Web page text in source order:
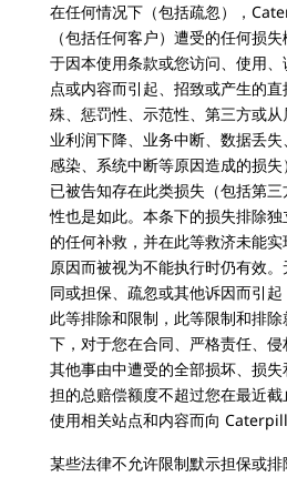
在任何情况下（包括疏忽），
（包括任何客户）遭受的任何损
于因本使用条款或您访问、使用
点或内容而引起、招致或产生的
殊、惩罚性、示范性、第三方或
业利润下降、业务中断、数据丢
感染、系统中断等原因造成的损
已被告知存在此类损失（包括第
性也是如此。本条下的损失排除
的任何补救，并在此等救济未能
原因而被视为不能执行时仍有效
同或担保、疏忽或其他诉因而引
此等排除和限制，此等限制和排
下，对于您在合同、严格责任、
其他事由中遭受的全部损坏、损
担的总赔偿额度不超过您在最近
使用相关站点和内容而向
某些法律不允许限制默示担保或